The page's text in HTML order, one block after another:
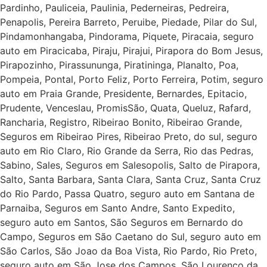
Pardinho, Pauliceia, Paulinia, Pederneiras, Pedreira,
Penapolis, Pereira Barreto, Peruibe, Piedade, Pilar do Sul,
Pindamonhangaba, Pindorama, Piquete, Piracaia, seguro
auto em Piracicaba, Piraju, Pirajui, Pirapora do Bom Jesus,
Pirapozinho, Pirassununga, Piratininga, Planalto, Poa,
Pompeia, Pontal, Porto Feliz, Porto Ferreira, Potim, seguro
auto em Praia Grande, Presidente, Bernardes, Epitacio,
Prudente, Venceslau, PromisSão, Quata, Queluz, Rafard,
Rancharia, Registro, Ribeirao Bonito, Ribeirao Grande,
Seguros em Ribeirao Pires, Ribeirao Preto, do sul, seguro
auto em Rio Claro, Rio Grande da Serra, Rio das Pedras,
Sabino, Sales, Seguros em Salesopolis, Salto de Pirapora,
Salto, Santa Barbara, Santa Clara, Santa Cruz, Santa Cruz
do Rio Pardo, Passa Quatro, seguro auto em Santana de
Parnaiba, Seguros em Santo Andre, Santo Expedito,
seguro auto em Santos, São Seguros em Bernardo do
Campo, Seguros em São Caetano do Sul, seguro auto em
São Carlos, São Joao da Boa Vista, Rio Pardo, Rio Preto,